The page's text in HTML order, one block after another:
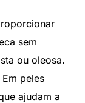
sem
ou oleosa.
Em peles
ajudam a